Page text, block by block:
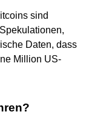
sind
Daten, dass
Million US-